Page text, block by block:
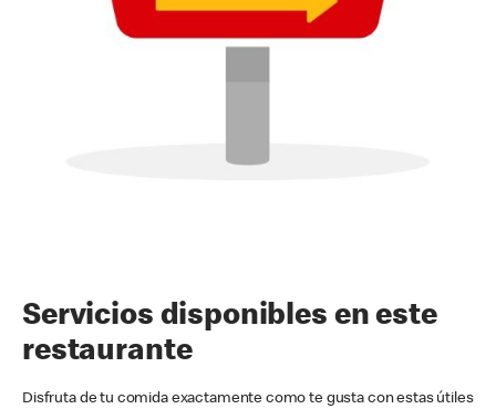
Servicios disponibles en este
restaurante
Disfruta de tu comida exactamente como te gusta con estas útiles